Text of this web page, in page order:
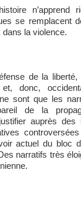
se remplacent
la violence.
de la
donc,
sont que les
de la
auprès des
actuel du bloc
narratifs très